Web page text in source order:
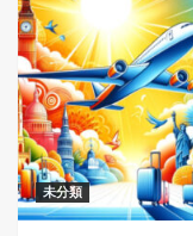
未分類